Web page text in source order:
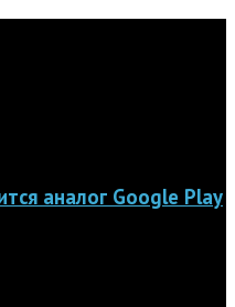
аналог Google Play